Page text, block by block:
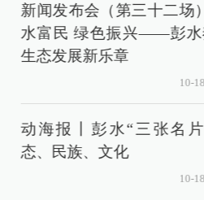
新闻发布会（第三十二场
水富民 绿色振兴——彭水
生态发展新乐章
10-
动海报丨彭水“三张名
态、民族、文化
10-